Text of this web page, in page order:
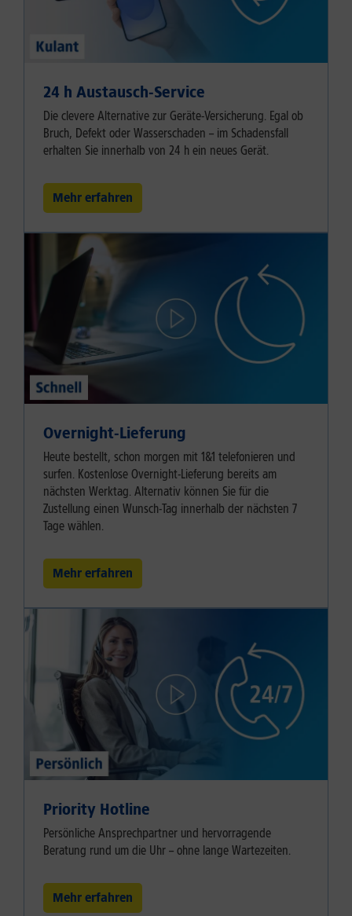
24 h Austausch-Service
Die clevere Alternative zur Geräte-Versicherung. Egal ob
Bruch, Defekt oder Wasserschaden – im Schadensfall
erhalten Sie innerhalb von 24 h ein neues Gerät.
Mehr erfahren
Overnight-Lieferung
Heute bestellt, schon morgen mit 1&1 telefonieren und
surfen. Kostenlose Overnight-Lieferung bereits am
nächsten Werktag. Alternativ können Sie für die
Zustellung einen Wunsch-Tag innerhalb der nächsten 7
Tage wählen.
Mehr erfahren
Priority Hotline
Persönliche Ansprechpartner und hervorragende
Beratung rund um die Uhr – ohne lange Wartezeiten.
Mehr erfahren